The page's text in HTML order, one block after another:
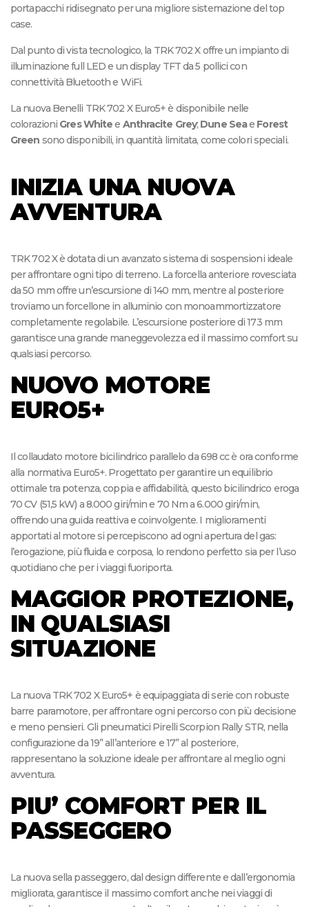
portapacchi ridisegnato per una migliore sistemazione del top
case.
Dal punto di vista tecnologico, la TRK 702 X offre un impianto di
illuminazione full LED e un display TFT da 5 pollici con
connettività Bluetooth e WiFi.
La nuova Benelli TRK 702 X Euro5+ è disponibile nelle
colorazioni Gres Whitee Anthracite Grey; Dune Seae Forest
Green sono disponibili, in quantità limitata, come colori speciali.
INIZIA UNA NUOVA
AVVENTURA
TRK 702 X è dotata di un avanzato sistema di sospensioni ideale
per affrontare ogni tipo di terreno. La forcella anteriore rovesciata
da 50 mm offre un’escursione di 140 mm, mentre al posteriore
troviamo un forcellone in alluminio con monoammortizzatore
completamente regolabile. L’escursione posteriore di 173 mm
garantisce una grande maneggevolezza ed il massimo comfort su
qualsiasi percorso.
NUOVO MOTORE
EURO5+
Il collaudato motore bicilindrico parallelo da 698 cc è ora conforme
alla normativa Euro5+. Progettato per garantire un equilibrio
ottimale tra potenza, coppia e affidabilità, questo bicilindrico eroga
70 CV (51,5 kW) a 8.000 giri/min e 70 Nm a 6.000 giri/min,
offrendo una guida reattiva e coinvolgente. I miglioramenti
apportati al motore si percepiscono ad ogni apertura del gas:
l’erogazione, più fluida e corposa, lo rendono perfetto sia per l’uso
quotidiano che per i viaggi fuoriporta.
MAGGIOR PROTEZIONE,
IN QUALSIASI
SITUAZIONE
La nuova TRK 702 X Euro5+ è equipaggiata di serie con robuste
barre paramotore, per affrontare ogni percorso con più decisione
e meno pensieri. Gli pneumatici Pirelli Scorpion Rally STR, nella
configurazione da 19” all’anteriore e 17” al posteriore,
rappresentano la soluzione ideale per affrontare al meglio ogni
avventura.
PIU’ COMFORT PER IL
PASSEGGERO
La nuova sella passeggero, dal design differente e dall’ergonomia
migliorata, garantisce il massimo comfort anche nei viaggi di